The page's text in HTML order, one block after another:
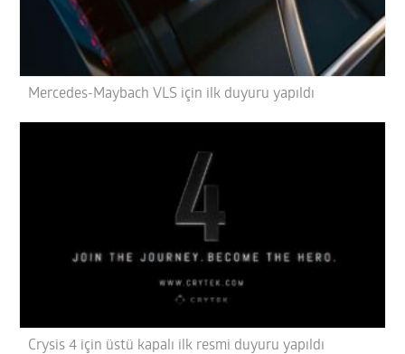
Mercedes-Maybach VLS için ilk duyuru yapıldı
Crysis 4 için üstü kapalı ilk resmi duyuru yapıldı